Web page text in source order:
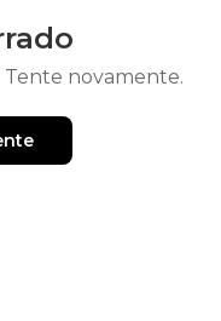
novamente.